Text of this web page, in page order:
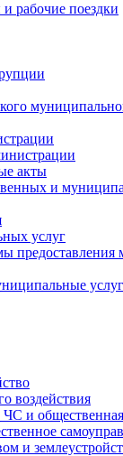
рабочие поездки
акты
и
услуг
воздействия
и
и